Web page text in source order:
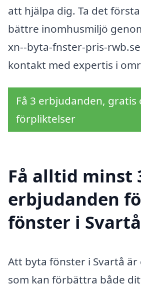
att hjälpa dig. Ta det
bättre inomhusmiljö
xn--byta-fnster-pris-
kontakt med expertis i
Få 3 erbjudanden, gratis
förpliktelser
Få alltid minst
erbjudanden
fönster i Svartå
Att byta fönster i Svartå
som kan förbättra både